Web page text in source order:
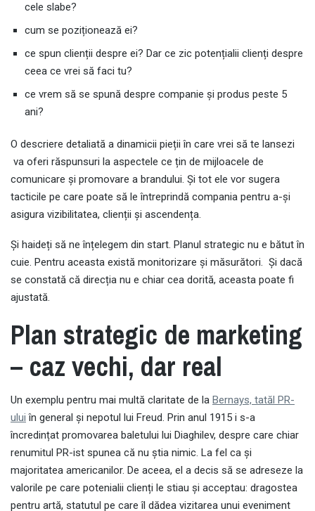
cele slabe?
cum se poziționează ei?
ce spun clienții despre ei? Dar ce zic potențialii clienți despre
ceea ce vrei să faci tu?
ce vrem să se spună despre companie și produs peste 5
ani?
O descriere detaliată a dinamicii pieții în care vrei să te lansezi
va oferi răspunsuri la aspectele ce țin de mijloacele de
comunicare și promovare a brandului. Și tot ele vor sugera
tacticile pe care poate să le întreprindă compania pentru a-și
asigura vizibilitatea, clienții și ascendența.
Și haideți să ne înțelegem din start. Planul strategic nu e bătut în
cuie. Pentru aceasta există monitorizare și măsurători. Și dacă
se constată că direcția nu e chiar cea dorită, aceasta poate fi
ajustată.
Plan strategic de marketing
– caz vechi, dar real
Un exemplu pentru mai multă claritate de la Bernays, tatăl PR-
ului în general și nepotul lui Freud. Prin anul 1915 i s-a
încredințat promovarea baletului lui Diaghilev, despre care chiar
renumitul PR-ist spunea că nu știa nimic. La fel ca și
majoritatea americanilor. De aceea, el a decis să se adreseze la
valorile pe care potenialii clienți le stiau și acceptau: dragostea
pentru artă, statutul pe care îl dădea vizitarea unui eveniment